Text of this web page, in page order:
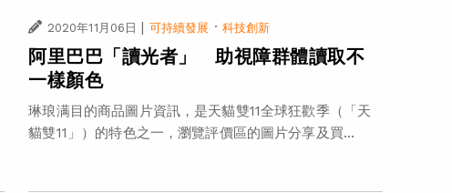
2020年11月06日 | 可持續發展 · 科技創新
阿里巴巴「讀光者」 助視障群體讀取不
一樣顏色
琳琅满目的商品圖片資訊，是天貓雙11全球狂歡季（「天
貓雙11」）的特色之一，瀏覽評價區的圖片分享及買...